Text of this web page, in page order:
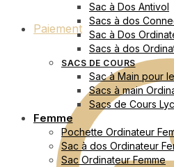
Paiement
Sac à Dos Antivol
Sacs à dos
Sac à Dos
Sacs à dos
SACS DE COURS
Sac à Main pour
Sacs à main
Sacs de Cours
Femme
Pochette Ordinateur
Sac à dos Ordinateur
Sac Ordinateur Femme